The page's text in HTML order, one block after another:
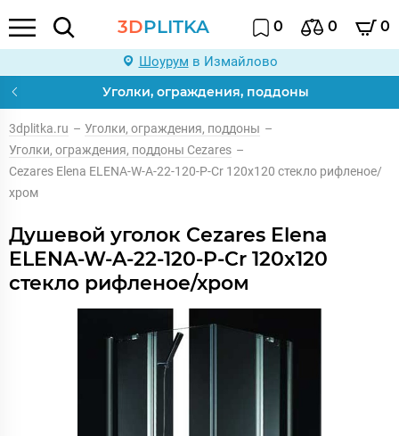
3DPLITKA 0 0 0
Шоурум в Измайлово
Уголки, ограждения, поддоны
3dplitka.ru – Уголки, ограждения, поддоны –
Уголки, ограждения, поддоны Cezares –
Cezares Elena ELENA-W-A-22-120-P-Cr 120x120 стекло рифленое/
хром
Душевой уголок Cezares Elena
ELENA-W-A-22-120-P-Cr 120x120
стекло рифленое/хром